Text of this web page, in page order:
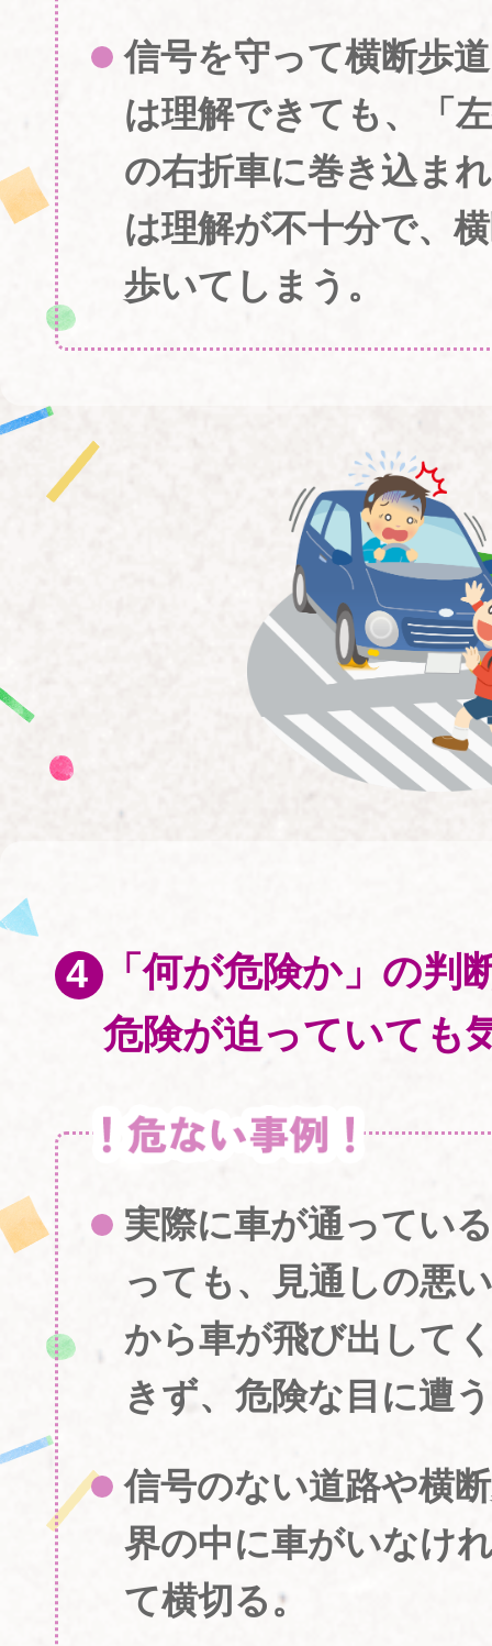
信号を守って横断歩
は理解できても、「
の右折車に巻き込ま
は理解が不十分で、
歩いてしまう。
「何が危険か」の判
危険が迫っていても
実際に車が通ってい
っても、見通しの悪
から車が飛び出して
きず、危険な目に遭
信号のない道路や横
界の中に車がいなけ
て横切る。